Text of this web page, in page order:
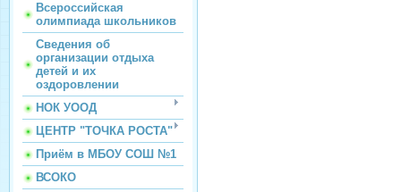
Всероссийская
олимпиада школьников
Сведения об
организации отдыха
детей и их
оздоровлении
НОК УООД
ЦЕНТР "ТОЧКА РОСТА"
Приём в МБОУ СОШ №1
ВСОКО